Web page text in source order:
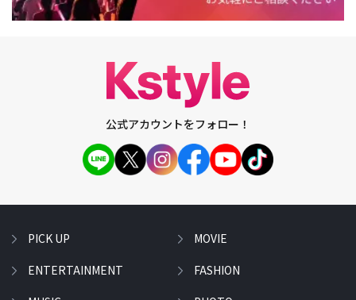
公式アカウントをフォロー！
PICK UP
ENTERTAINMENT
MOVIE
FASHION